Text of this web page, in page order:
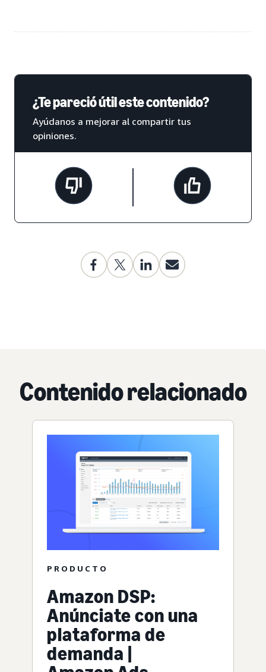
¿Te pareció útil este contenido?
Ayúdanos a mejorar al compartir tus
opiniones.
Contenido relacionado
PRODUCTO
Amazon DSP:
Anúnciate con una
plataforma de
demanda |